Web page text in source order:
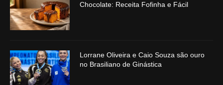
Chocolate: Receita Fofinha e Fácil
Lorrane Oliveira e Caio Souza são ouro
no Brasiliano de Ginástica